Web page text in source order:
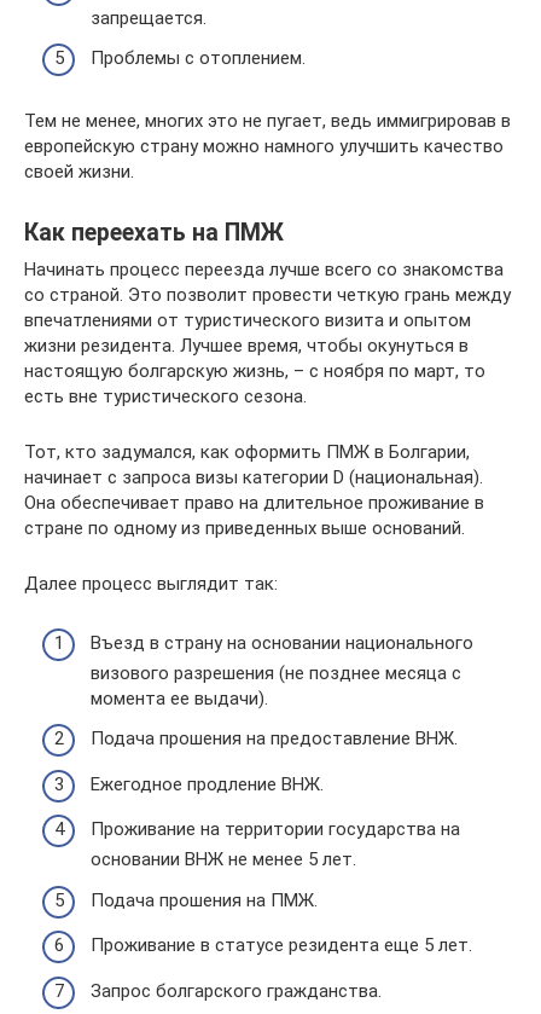
запрещается.
Проблемы с отоплением.
Тем не менее, многих это не пугает, ведь иммигрировав в
европейскую страну можно намного улучшить качество
своей жизни.
Как переехать на ПМЖ
Начинать процесс переезда лучше всего со знакомства
со страной. Это позволит провести четкую грань между
впечатлениями от туристического визита и опытом
жизни резидента. Лучшее время, чтобы окунуться в
настоящую болгарскую жизнь, – с ноября по март, то
есть вне туристического сезона.
Тот, кто задумался, как оформить ПМЖ в Болгарии,
начинает с запроса визы категории D (национальная).
Она обеспечивает право на длительное проживание в
стране по одному из приведенных выше оснований.
Далее процесс выглядит так:
Въезд в страну на основании национального
визового разрешения (не позднее месяца с
момента ее выдачи).
Подача прошения на предоставление ВНЖ.
Ежегодное продление ВНЖ.
Проживание на территории государства на
основании ВНЖ не менее 5 лет.
Подача прошения на ПМЖ.
Проживание в статусе резидента еще 5 лет.
Запрос болгарского гражданства.